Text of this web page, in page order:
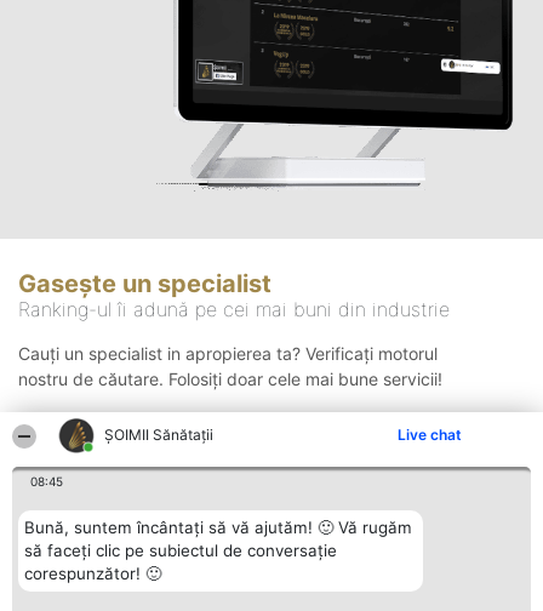
ŞOIMII Sănătații Live chat
08:45
Bună, suntem încântați să vă ajutăm! 🙂 Vă rugăm
să faceți clic pe subiectul de conversație
corespunzător! 🙂
Gasește un specialist
Ranking-ul îi adună pe cei mai buni din industrie
Cauți un specialist in apropierea ta? Verificați motorul
nostru de căutare. Folosiți doar cele mai bune servicii!